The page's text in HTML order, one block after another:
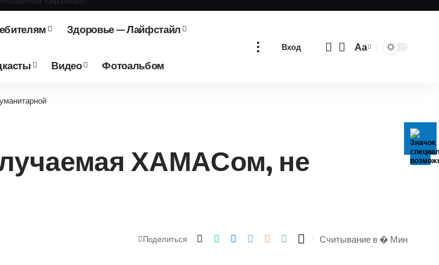
Здоровье — Лайфстайл
Видео Фотоальбом
Вход
Изменение
Аа
ХАМАСом, не
Поделиться Считывание в � Мин